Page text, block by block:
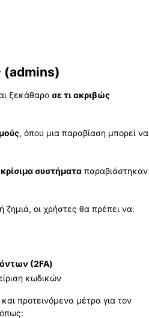
(admins)
ξεκάθαρο σε τι ακριβώς
, όπου μια παραβίαση μπορεί να
κρίσιμα συστήματα παραβιάστηκαν
ζημιά, οι χρήστες θα πρέπει να:
(2FA)
κωδικών
προτεινόμενα μέτρα για τον